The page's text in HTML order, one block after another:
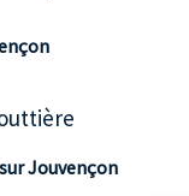
Jouvençon